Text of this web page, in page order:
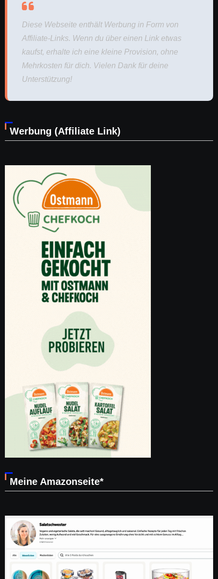
Diese Webseite enthält Werbung in Form von
Affiliate-Links. Wenn du über einen Link etwas
kaufst, erhalte ich eine kleine Provision, ohne
Mehrkosten für dich. Vielen Dank für deine
Unterstützung!
Werbung (Affiliate Link)
Meine Amazonseite*